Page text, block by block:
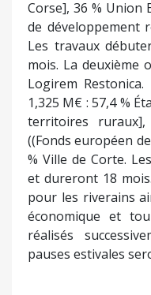
Corse], 36 % Union
de développement
Les travaux
mois. La deuxième
Logirem
1,325 M€ : 57,4 %
territoires ruraux],
((Fonds européen
% Ville de Corte.
et dureront 18
pour les riverains
économique et
réalisés
pauses estivales